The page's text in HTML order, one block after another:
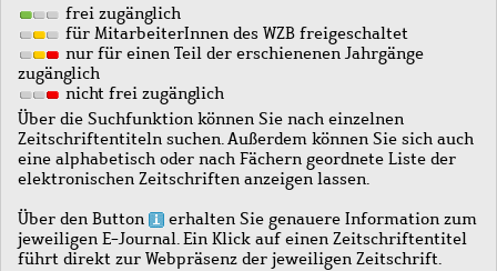
frei zugänglich
für MitarbeiterInnen des WZB freigeschaltet
nur für einen Teil der erschienenen Jahrgänge
zugänglich
nicht frei zugänglich
Über die Suchfunktion können Sie nach einzelnen
Zeitschriftentiteln suchen. Außerdem können Sie sich auch
eine alphabetisch oder nach Fächern geordnete Liste der
elektronischen Zeitschriften anzeigen lassen.
Über den Button
erhalten Sie genauere Information zum
jeweiligen E-Journal. Ein Klick auf einen Zeitschriftentitel
führt direkt zur Webpräsenz der jeweiligen Zeitschrift.